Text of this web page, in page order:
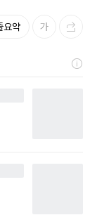
요약